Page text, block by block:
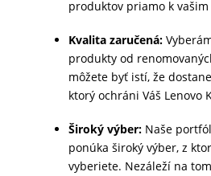
produktov priamo k
Kvalita zaručená:
produkty od
môžete byť istí, že
ktorý ochráni Váš Lenovo
Široký výber:Naše
ponúka široký výber, z
vyberiete. Nezáleží na